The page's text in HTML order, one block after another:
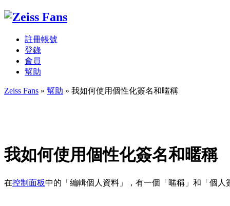
註冊帳號
登錄
會員
幫助
Zeiss Fans » 幫助 » 我如何使用個性化簽名和暱稱
我如何使用個性化簽名和暱稱
在控制面板中的「編輯個人資料」，有一個「暱稱」和「個人